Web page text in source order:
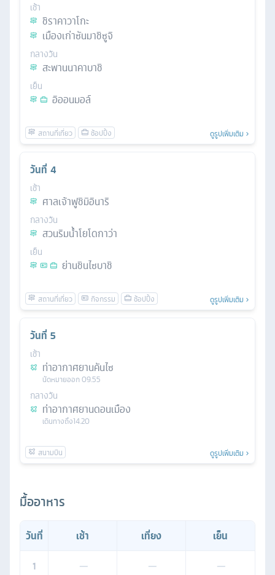
เช้า
ชิราคาวาโกะ
เมืองเก่าซันมาชิซูจิ
กลางวัน
สะพานนาคาบาชิ
เย็น
อิออนมอล์
ดูรูปเพิ่มเติม
วันที่ 4
เช้า
ศาลเจ้าฟูชิมิอินาริ
กลางวัน
สวนริมน้ำโยโดกาว่า
เย็น
ย่านชินไซบาชิ
ดูรูปเพิ่มเติม
วันที่ 5
เช้า
ท่าอากาศยานคันไซ
นัดหมายออก09.55
กลางวัน
ท่าอากาศยานดอนเมือง
เดินทางถึง14.20
ดูรูปเพิ่มเติม
มื้ออาหาร
วันที่ เช้า เที่ยง
เย็น
1
— —
—